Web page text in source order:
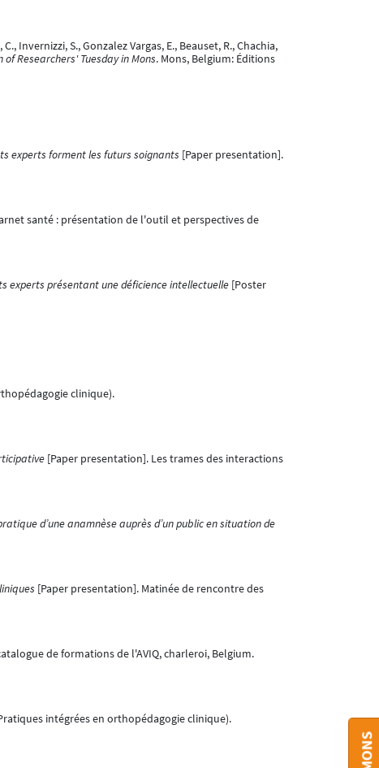
Invernizzi, S., Gonzalez Vargas, E., Beauset, R., Chachia,
Researchers' Tuesday in Mons. Mons, Belgium: Éditions
experts forment les futurs soignants [Paper presentation].
santé : présentation de l'outil et perspectives de
experts présentant une déficience intellectuelle[Poster
clinique).
[Paper presentation]. Les trames des interactions
d’une anamnèse auprès d’un public en situation de
[Paper presentation]. Matinée de rencontre des
de formations de l'AVIQ, charleroi, Belgium.
intégrées en orthopédagogie clinique).